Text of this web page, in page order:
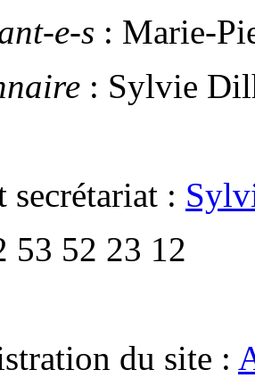
e-s : Marie-
: Sylvie
secrétariat :
53 52 23 12
du site :